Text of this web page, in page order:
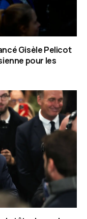
Gisèle Pelicot
pour les